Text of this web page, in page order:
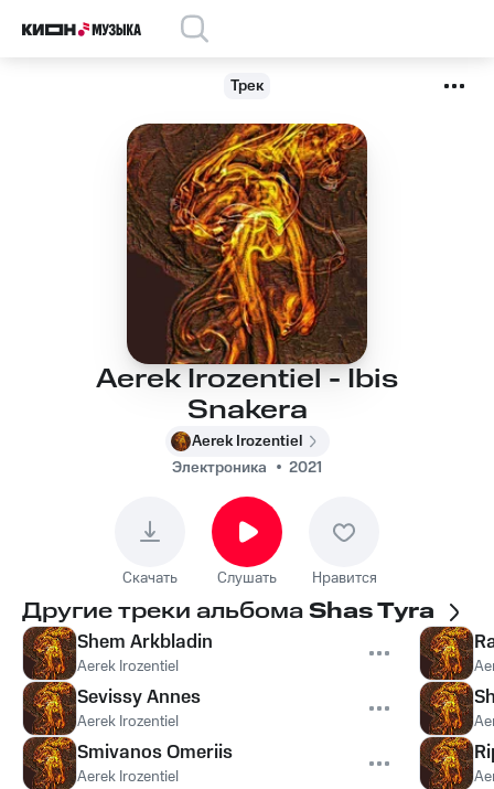
Трек
Aerek Irozentiel - Ibis
Snakera
Aerek Irozentiel
Электроника
2021
Скачать Слушать Нравится
Другие треки альбомаShas Tyra
Shem Arkbladin
Aerek Irozentiel
Sevissy Annes
Aerek Irozentiel
Smivanos Omeriis
Aerek Irozentiel